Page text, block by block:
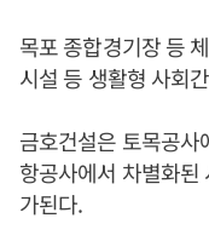
목포 종합경기장 등
시설 등 생활형 사회
금호건설은 토목공
항공사에서 차별화된
가된다.